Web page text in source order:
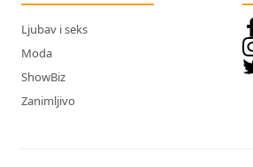
Ljubav i seks
Moda
ShowBiz
Zanimljivo